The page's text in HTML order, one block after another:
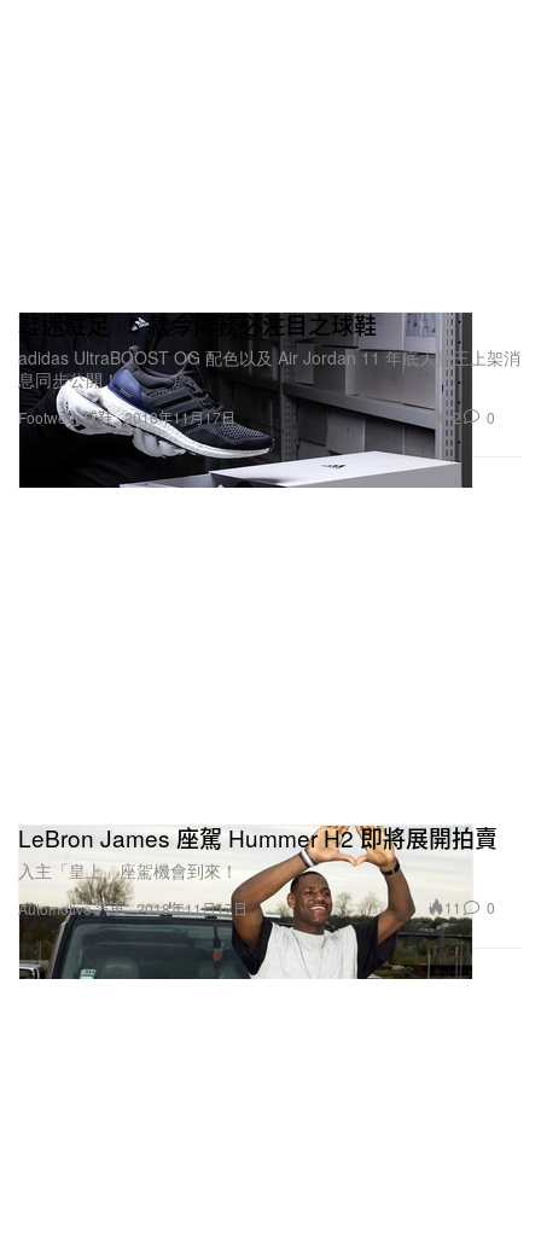
Footwear 球鞋
鞋迷駐足 · 5 款今周務必注目之球鞋
adidas UltraBOOST OG 配色以及 Air Jordan 11 年底大魔王上架消
息同步公開！
2018年11月17日 12 0
Automotive 汽車
LeBron James 座駕 Hummer H2 即將展開拍賣
入主「皇上」座駕機會到來！
2018年11月17日 11 0